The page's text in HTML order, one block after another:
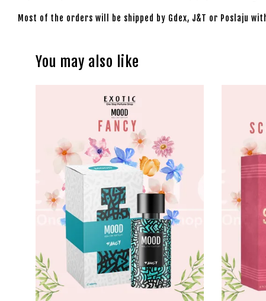
Most of the orders will be shipped by Gdex, J&T or Poslaju
You may also like